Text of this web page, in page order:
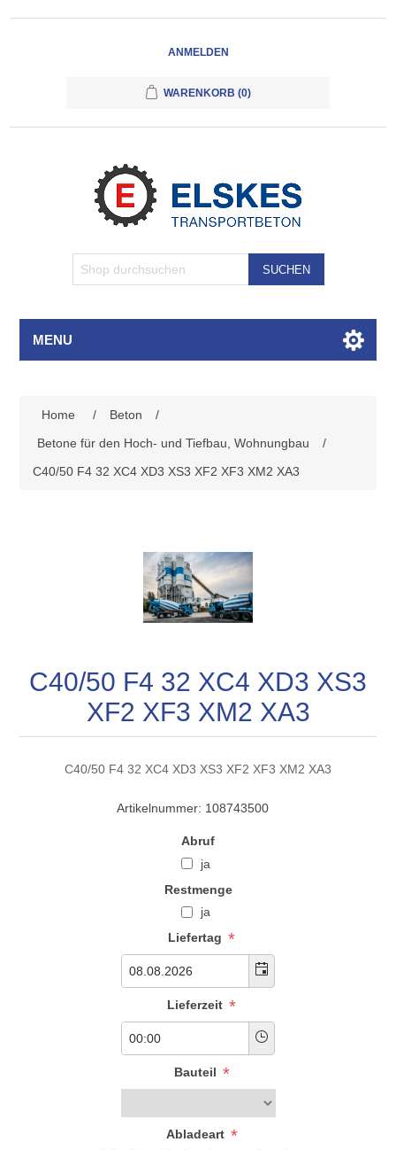
ANMELDEN
WARENKORB (0)
SUCHEN
MENU
Home / Beton
/
Betone für den Hoch- und Tiefbau, Wohnungbau
/
C40/50 F4 32 XC4 XD3 XS3 XF2 XF3 XM2 XA3
C40/50 F4 32 XC4 XD3 XS3
XF2 XF3 XM2 XA3
C40/50 F4 32 XC4 XD3 XS3 XF2 XF3 XM2 XA3
Artikelnummer: 108743500
Abruf
ja
Restmenge
ja
Liefertag *
Lieferzeit *
Bauteil *
Abladeart *